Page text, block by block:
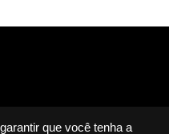
que você tenha a